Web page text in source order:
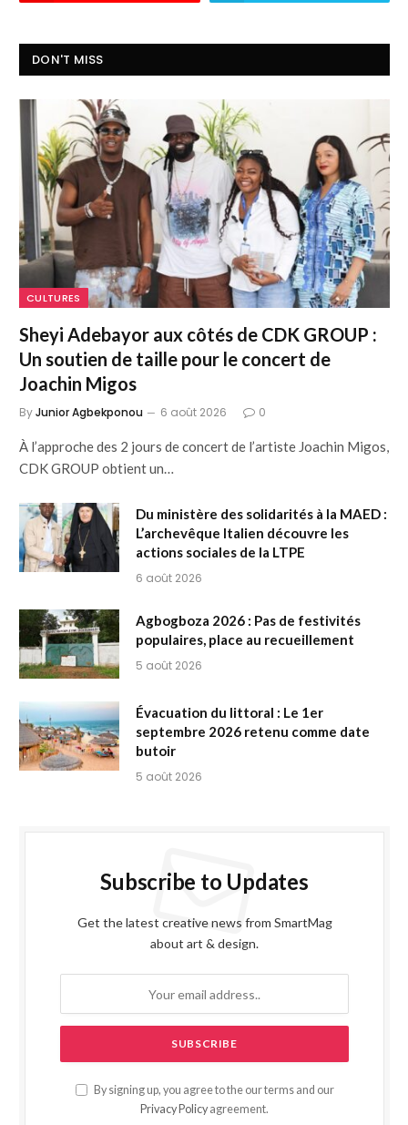
DON'T MISS
CULTURES
Sheyi Adebayor aux côtés de CDK GROUP :
Un soutien de taille pour le concert de
Joachin Migos
ByJunior Agbekponou 6 août 2026 0
À l’approche des 2 jours de concert de l’artiste Joachin Migos,
CDK GROUP obtient un…
Du ministère des solidarités à la MAED :
L’archevêque Italien découvre les
actions sociales de la LTPE
6 août 2026
Agbogboza 2026 : Pas de festivités
populaires, place au recueillement
5 août 2026
Évacuation du littoral : Le 1er
septembre 2026 retenu comme date
butoir
5 août 2026
Subscribe to Updates
Get the latest creative news from SmartMag
about art & design.
By signing up, you agree to the our terms and our
Privacy Policy agreement.